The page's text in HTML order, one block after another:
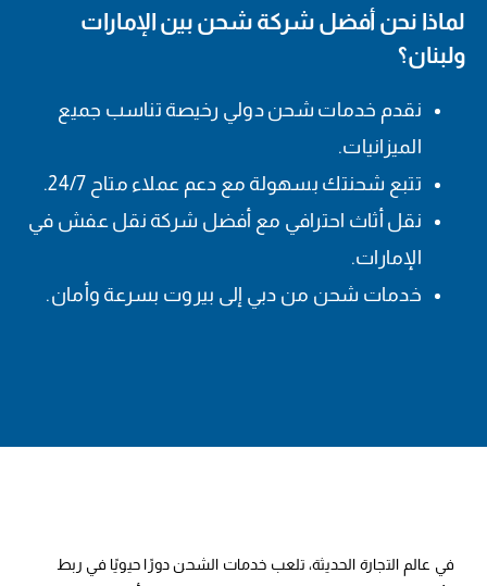
لماذا نحن أفضل شركة شحن بين الإمارات
ولبنان؟
نقدم خدمات شحن دولي رخيصة تناسب جميع
الميزانيات.
تتبع شحنتك بسهولة مع دعم عملاء متاح 24/7.
نقل أثاث احترافي مع أفضل شركة نقل عفش في
الإمارات.
خدمات شحن من دبي إلى بيروت بسرعة وأمان.
في عالم التجارة الحديثة، تلعب خدمات الشحن دورًا حيويًا في ربط